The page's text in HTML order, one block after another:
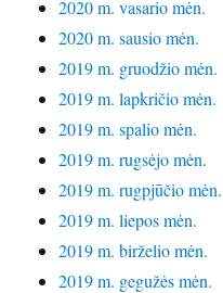
2020 m. vasario mėn.
2020 m. sausio mėn.
2019 m. gruodžio mėn.
2019 m. lapkričio mėn.
2019 m. spalio mėn.
2019 m. rugsėjo mėn.
2019 m. rugpjūčio mėn.
2019 m. liepos mėn.
2019 m. birželio mėn.
2019 m. gegužės mėn.